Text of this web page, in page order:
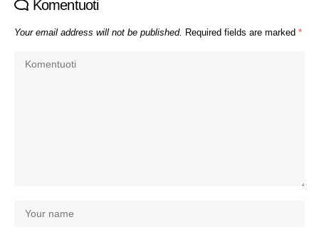
Komentuoti
Your email address will not be published. Required fields are marked *